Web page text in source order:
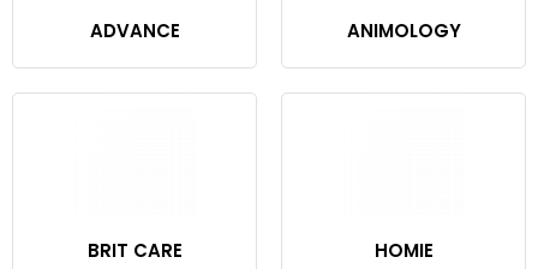
ADVANCE ANIMOLOGY
BRIT CARE HOMIE